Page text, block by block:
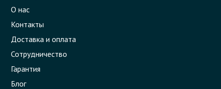
О нас
Контакты
Доставка и оплата
Сотрудничество
Гарантия
Блог